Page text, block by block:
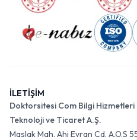
İLETİŞİM
Doktorsitesi Com Bilgi Hizmetleri
Teknoloji ve Ticaret A.Ş.
Maslak Mah. Ahi Evran Cd. A.O.S